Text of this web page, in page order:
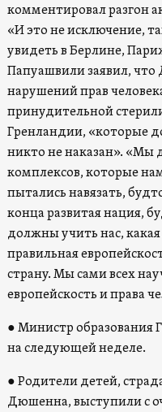
комментировал разгон
«И это не исключение,
увидеть в Берлине,
Папуашвили заявил,
нарушений прав
принудительной
Гренландии, «которые
никто не наказан». «Мы
комплексов, которые
пытались навязать,
конца развитая нация,
должны учить нас,
правильная
страну. Мы сами всех
европейскость и права
● Министр образования
на следующей неделе.
● Родители детей,
Дюшенна, выступили с